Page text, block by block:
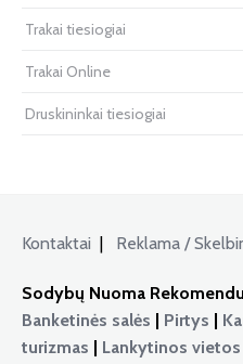
Trakai tiesiogiai
Trakai Online
Druskininkai tiesiogiai
Kontaktai | Reklama /
Sodybų Nuoma
Banketinės salės | Pirtys |
turizmas | Lankytinos vietos